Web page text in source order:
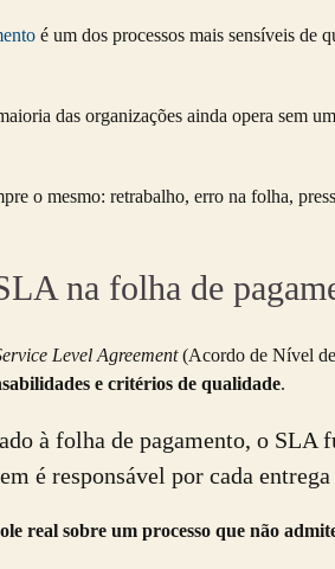
é um dos processos mais sensíveis de
das organizações ainda opera sem um
o mesmo: retrabalho, erro na folha,
na folha de
Level Agreement(Acordo de Nível de
e critérios de qualidade.
à folha de pagamento, o SLA
é responsável por cada
real sobre um processo que não